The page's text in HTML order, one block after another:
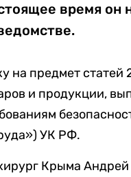
время он
на предмет статей
и продукции,
УК РФ.
Крыма